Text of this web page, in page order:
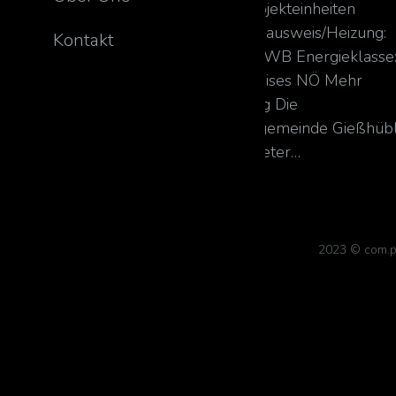
Balkon 4 m² Barrierefrei Projekteinheiten
Zimmeranzahl: 2 – 4 Energieausweis/Heizung:
HWB (kWh/m²/Jahr): 28,7 HWB Energieklasse:
B Gewinner des Holzbaupreises NÖ Mehr
erfahren Objektbeschreibung Die
niederösterreichische Marktgemeinde
befindet sich etwa 20 Kilometer…
2023 ©
Kontakt